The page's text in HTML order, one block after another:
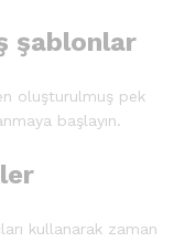
şablonlar
oluşturulmuş pek
başlayın.
kullanarak zaman